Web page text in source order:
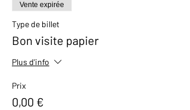
Vente expirée
Type de billet
Bon visite papier
Plus d'info
Prix
0,00 €